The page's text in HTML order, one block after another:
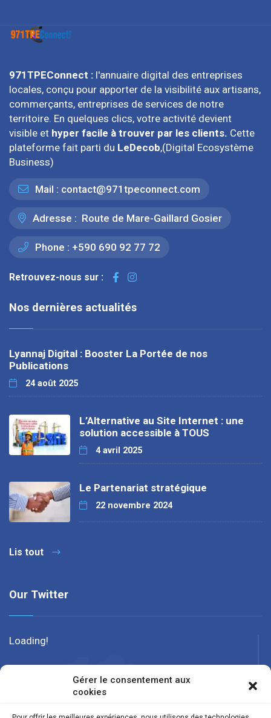
Gérer le consentement aux
cookies
971TPEConnect : l'annuaire digital des entreprises
locales, conçu pour apporter de la visibilité aux artisans,
commerçants, entreprises de services de notre
territoire. En quelques clics, votre activité devient
visible et hyper facile à trouver par les clients. Cette
plateforme fait parti du LeDecob,(Digital Ecosystème
Business)
Mail : contact@971tpeconnect.com
Adresse : Route de Mare-Gaillard Gosier
Phone : +590 690 92 77 72
Retrouvez-nous sur :
Nos dernières actualités
Lyannaj Digital : Booster La Portée de nos
Publications
24 août 2025
L’Alternative au Site Internet : une
solution accessible à TOUS
4 avril 2025
Le Partenariat stratégique
22 novembre 2024
Lis tout
Our Twitter
Loading!